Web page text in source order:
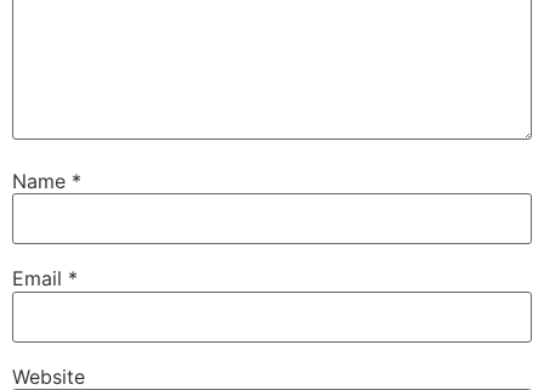
Name *
Email *
Website